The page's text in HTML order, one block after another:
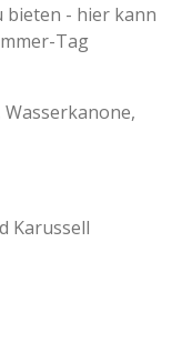
bieten - hier kann
Tag
Karussell